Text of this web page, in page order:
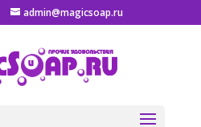
admin@magicsoap.ru